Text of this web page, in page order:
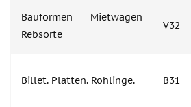
Bauformen Mietwagen
Rebsorte
V32
Billet. Platten. Rohlinge. В31